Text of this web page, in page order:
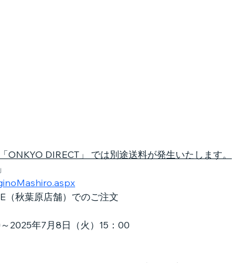
ONKYO DIRECT」 では別途送料が発生いたします。
秋葉原店舗）でのご注文
2025年7月8日（火）15：00